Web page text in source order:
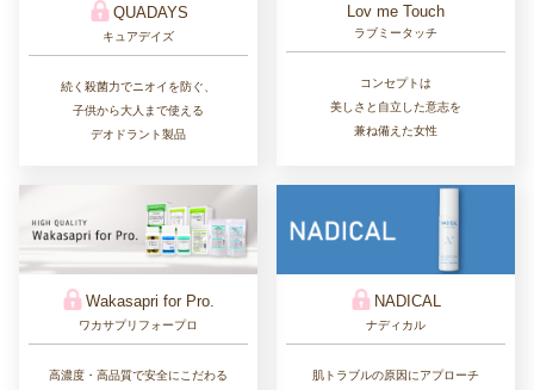
QUADAYS
キュアデイズ
続く殺菌力でニオイを防ぐ、
子供から大人まで使える
デオドラント製品
Lov me Touch
ラブミータッチ
コンセプトは
美しさと自立した意志を
兼ね備えた女性
Wakasapri for Pro.
ワカサプリフォープロ
高濃度・高品質で安全にこだわる
NADICAL
ナディカル
肌トラブルの原因にアプローチ